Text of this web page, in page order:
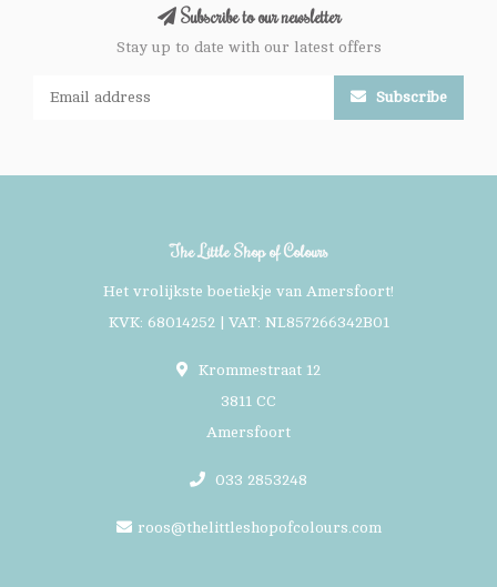
Subscribe to our newsletter
Stay up to date with our latest offers
Subscribe
The Little Shop of Colours
Het vrolijkste boetiekje van Amersfoort!
KVK: 68014252 | VAT: NL857266342B01
Krommestraat 12
3811 CC
Amersfoort
033 2853248
roos@thelittleshopofcolours.com